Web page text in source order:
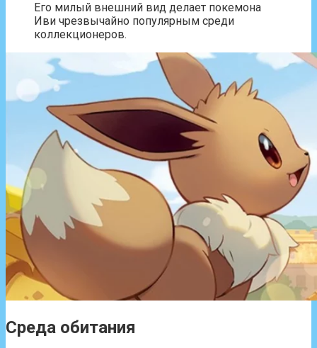
Его милый внешний вид делает покемона
Иви чрезвычайно популярным среди
коллекционеров.
Среда обитания